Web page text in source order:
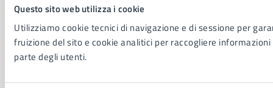
Questo sito web utilizza i cookie
Utilizziamo cookie tecnici di navigazione e di sessione per
fruizione del sito e cookie analitici per raccogliere
parte degli utenti.
Vita lavorativa
NOVITÀ